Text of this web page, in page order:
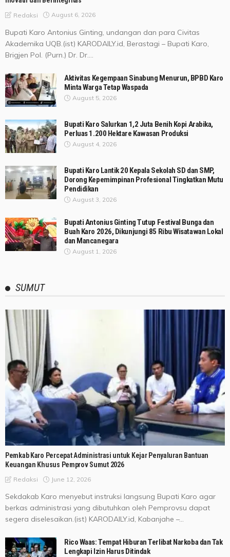
Redaksi August 6, 2026
Bupati Karo Antonius Ginting, undangan dan para Civitas
Akademika UQB.(ist) KARODAILY.id, Berastagi – Bupati Karo,
Brigjen Pol. (Purn.) Dr. Dr....
Aktivitas Kegempaan Sinabung Menurun, BPBD Karo
Minta Warga Tetap Waspada
August 5, 2026
Bupati Karo Salurkan 1,2 Juta Benih Kopi Arabika,
Perluas 1.200 Hektare Kawasan Produksi
August 4, 2026
Bupati Karo Lantik 20 Kepala Sekolah SD dan SMP,
Dorong Kepemimpinan Profesional Tingkatkan Mutu
Pendidikan
August 3, 2026
Bupati Antonius Ginting Tutup Festival Bunga dan
Buah Karo 2026, Dikunjungi 85 Ribu Wisatawan Lokal
dan Mancanegara
August 1, 2026
SUMUT
Pemkab Karo Percepat Administrasi untuk Kejar Penyaluran Bantuan
Keuangan Khusus Pemprov Sumut 2026
Redaksi June 12, 2026
Sekdakab Karo menyebut instruksi langsung Bupati Karo agar
berkas administrasi yang dibutuhkan oleh Pemprovsu dapat
segera diselesaikan.(ist) KARODAILY.id, Kabanjahe –...
Rico Waas: Tempat Hiburan Terlibat Narkoba dan Tak
Lengkapi Izin Harus Ditindak